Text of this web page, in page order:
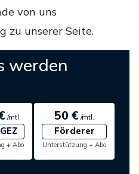
von uns
zu unserer Seite.
werden
/mtl.
+ Abo
50 € /mtl.
Förderer
Unterstützung + Abo